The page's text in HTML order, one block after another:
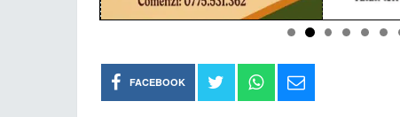
FACEBOOK